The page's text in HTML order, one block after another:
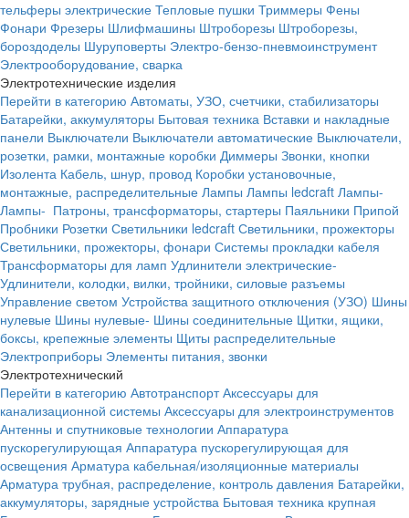
тельферы электрические Тепловые пушки Триммеры Фены
Фонари Фрезеры Шлифмашины Штроборезы Штроборезы,
бороздоделы Шуруповерты Электро-бензо-пневмоинструмент
Электрооборудование, сварка
Электротехнические изделия
Перейти в категорию Автоматы, УЗО, счетчики, стабилизаторы
Батарейки, аккумуляторы Бытовая техника Вставки и накладные
панели Выключатели Выключатели автоматические Выключатели,
розетки, рамки, монтажные коробки Диммеры Звонки, кнопки
Изолента Кабель, шнур, провод Коробки установочные,
монтажные, распределительные Лампы Лампы ledcraft Лампы-
Лампы- Патроны, трансформаторы, стартеры Паяльники Припой
Пробники Розетки Светильники ledcraft Светильники, прожекторы
Светильники, прожекторы, фонари Системы прокладки кабеля
Трансформаторы для ламп Удлинители электрические-
Удлинители, колодки, вилки, тройники, силовые разъемы
Управление светом Устройства защитного отключения (УЗО) Шины
нулевые Шины нулевые- Шины соединительные Щитки, ящики,
боксы, крепежные элементы Щиты распределительные
Электроприборы Элементы питания, звонки
Электротехнический
Перейти в категорию Автотранспорт Аксессуары для
канализационной системы Аксессуары для электроинструментов
Антенны и спутниковые технологии Аппаратура
пускорегулирующая Аппаратура пускорегулирующая для
освещения Арматура кабельная/изоляционные материалы
Арматура трубная, распределение, контроль давления Батарейки,
аккумуляторы, зарядные устройства Бытовая техника крупная